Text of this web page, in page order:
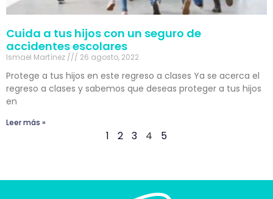
Cuida a tus hijos con un seguro de
accidentes escolares
Ismael Martínez 26 agosto, 2022
Protege a tus hijos en este regreso a clases Ya se acerca el
regreso a clases y sabemos que deseas proteger a tus hijos
en
Leer más »
1 2 3 4 5